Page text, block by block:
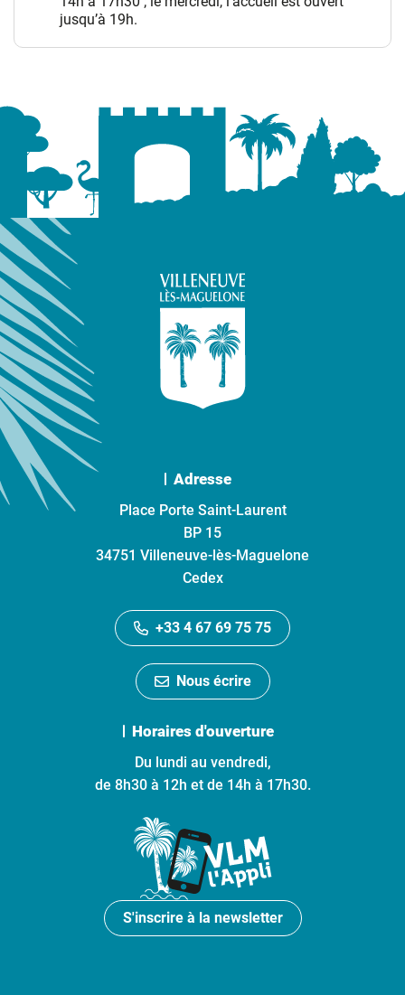
jusqu’à 19h.
Adresse
Place Porte Saint-Laurent
BP 15
34751 Villeneuve-lès-Maguelone
Cedex
+33 4 67 69 75 75
Nous écrire
Horaires d'ouverture
Du lundi au vendredi,
de 8h30 à 12h et de 14h à 17h30.
S'inscrire à la newsletter